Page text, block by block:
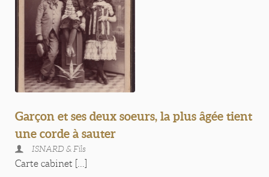
Garçon et ses deux soeurs, la plus âgée tient
une corde à sauter
ISNARD & Fils
Carte cabinet [...]